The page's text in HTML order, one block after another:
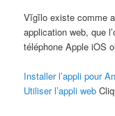
Vĭgĭlo existe comme
application web, que
téléphone Apple iOS
Installer l’appli pour
Utiliser l’appli web